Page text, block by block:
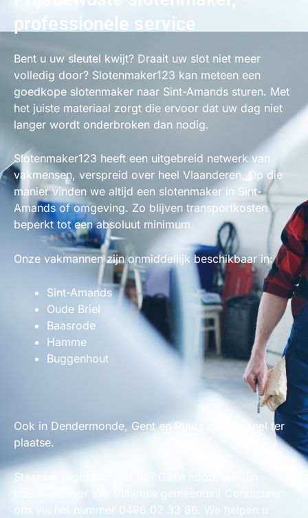
professionele service
Bent u uw sleutel kwijt? Draait uw slot niet meer
volledig door? Slotenmaker123 kan meteen een
goedkope slotenmaker naar Sint-Amands sturen. Met
het juiste materiaal zorgt die ervoor dat uw dag niet
langer wordt onderbroken dan nodig.
Slotenmaker123 heeft een uitgebreid netwerk van
vakmensen, verspreid over heel Vlaanderen. Op die
manier vinden we altijd een slotenmaker in Sint-
Amands of omgeving. Zo blijven transportkosten
beperkt tot een absoluut minimum.
Onze vakmannen zijn onmiddellijk beschikbaar in:
Sint-Amands
Oude Briel
Baasrode
Hamme
Buggenhout
Ook in Dendermonde, Gent en Puurs zijn we snel ter
plaatse.
Staat uw regio hier niet bij? Geen nood, wij zijn
inzetbaar over alle Vlaamse gemeenten! Contacteer
ons via het nummer 0496 02 33 66. We helpen u